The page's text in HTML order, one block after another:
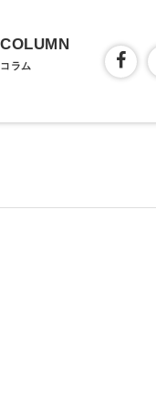
COLUMN
コラム